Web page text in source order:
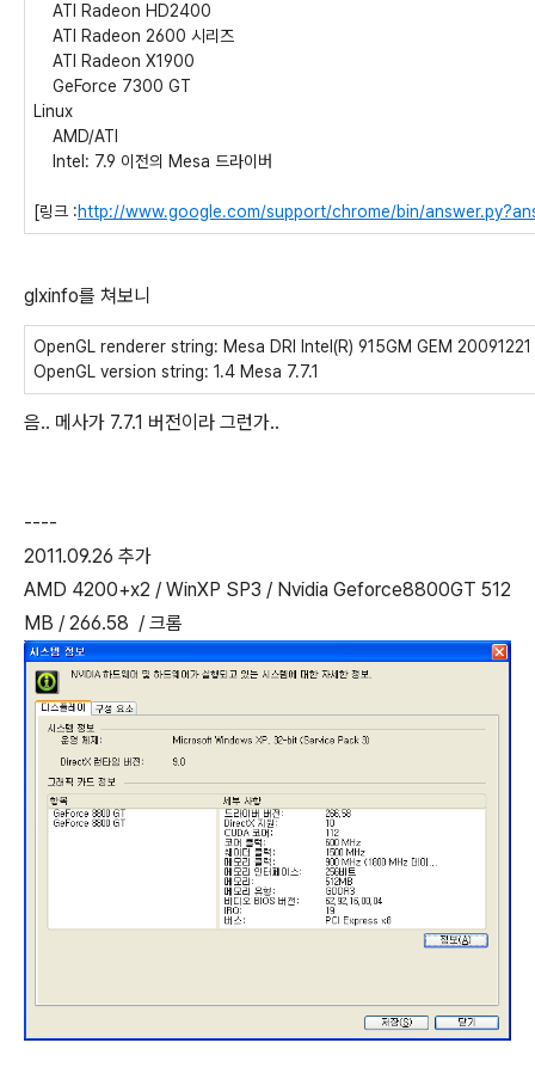
ATI Radeon HD2400
ATI Radeon 2600 시리즈
ATI Radeon X1900
GeForce 7300 GT
Linux
AMD/ATI
Intel: 7.9 이전의 Mesa 드라이버
[링크 :http://www.google.com/support/chrome/bin/
glxinfo를 쳐보니
OpenGL renderer string: Mesa DRI Intel(R) 915GM GEM
OpenGL version string: 1.4 Mesa 7.7.1
음.. 메사가 7.7.1 버전이라 그런가..
----
2011.09.26 추가
AMD 4200+x2 / WinXP SP3 / Nvidia Geforce8800GT 512
MB / 266.58 / 크롬